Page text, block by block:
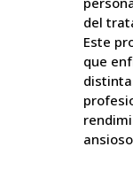
del
Este
que